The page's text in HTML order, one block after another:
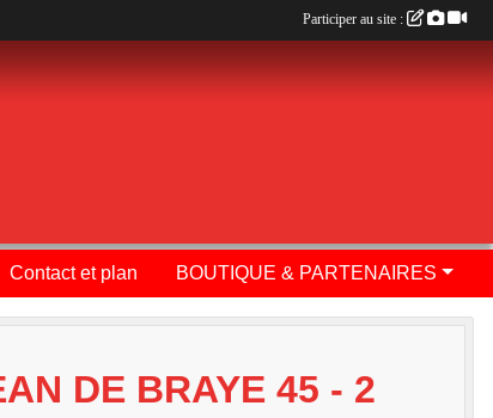
Contact et plan BOUTIQUE & PARTENAIRES
DE BRAYE 45 - 2
Participer au site :